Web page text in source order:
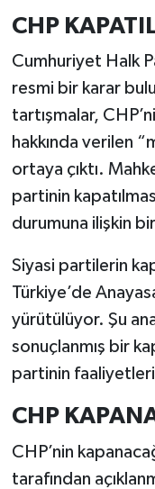
CHP
Cumhuriyet Halk
resmi bir karar
tartışmalar,
hakkında verilen
ortaya çıktı.
partinin
durumuna ilişkin
Siyasi partilerin
Türkiye’de
yürütülüyor. Şu
sonuçlanmış bir
partinin
CHP
CHP’nin
tarafından